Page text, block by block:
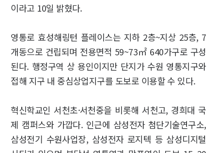
이라고 10일 밝혔다.
영통로 효성해링턴 플레이스는 지하 2층~지상 25층, 7
개동으로 건립되며 전용면적 59~73㎡ 640가구로 구성
된다. 행정구역 상 용인이지만 단지가 수원 영통지구와
접해 지구 내 중심상업지구를 도보로 이용할 수 있다.
혁신학교인 서천초·서천중을 비롯해 서천고, 경희대 국
제 캠퍼스와 가깝다. 인근에 삼성전자 첨단기술연구소,
삼성전기 수원사업장, 삼성전자 로지텍 등 삼성디지털